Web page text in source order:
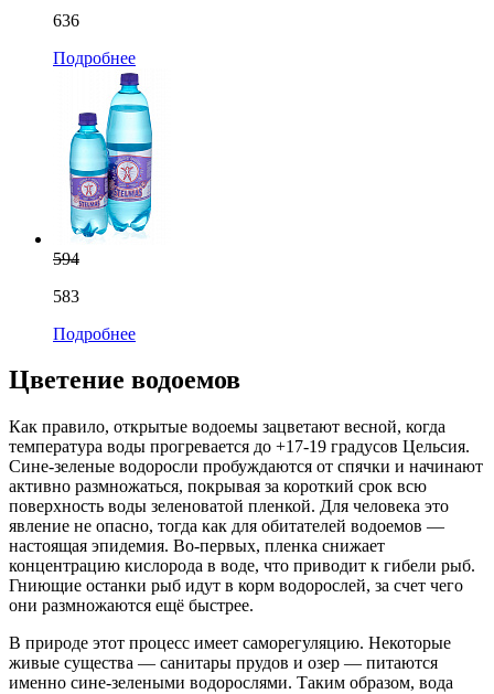
636
Подробнее
594
583
Подробнее
Цветение водоемов
Как правило, открытые водоемы зацветают весной, когда
температура воды прогревается до +17-19 градусов Цельсия.
Сине-зеленые водоросли пробуждаются от спячки и начинают
активно размножаться, покрывая за короткий срок всю
поверхность воды зеленоватой пленкой. Для человека это
явление не опасно, тогда как для обитателей водоемов —
настоящая эпидемия. Во-первых, пленка снижает
концентрацию кислорода в воде, что приводит к гибели рыб.
Гниющие останки рыб идут в корм водорослей, за счет чего
они размножаются ещё быстрее.
В природе этот процесс имеет саморегуляцию. Некоторые
живые существа — санитары прудов и озер — питаются
именно сине-зелеными водорослями. Таким образом, вода